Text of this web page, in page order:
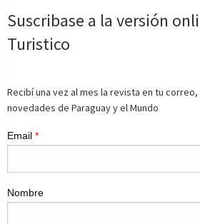
Suscribase a la versión
Turistico
Recibí una vez al mes la revista en tu
novedades de Paraguay y el Mundo
Email *
Nombre